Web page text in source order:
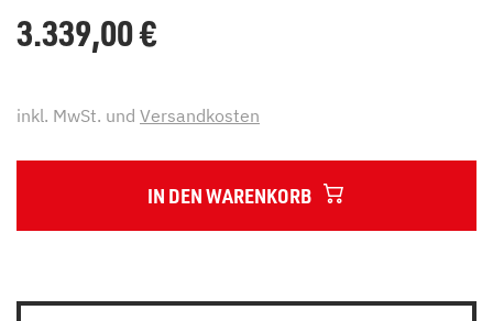
3.339,00€
inkl. MwSt. und Versandkosten
IN DEN WARENKORB